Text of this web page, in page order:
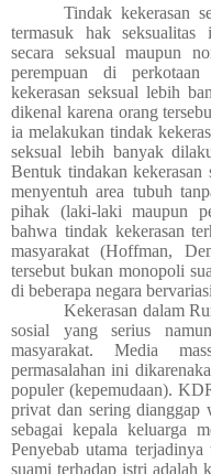
Tindak kekerasan
termasuk hak seksualitas
secara seksual maupun
perempuan di
kekerasan seksual lebih
dikenal karena orang
ia melakukan tindak
seksual lebih banyak
Bentuk tindakan kekerasan
menyentuh area tubuh
pihak (laki-laki maupun
bahwa tindak kekerasan
masyarakat (Hoffman,
tersebut bukan monopoli
di beberapa negara
Kekerasan dalam
sosial yang serius
masyarakat. Media
permasalahan ini
populer (kepemudaan).
privat dan sering dianggap
sebagai kepala keluarga
Penyebab utama
suami terhadap istri adalah